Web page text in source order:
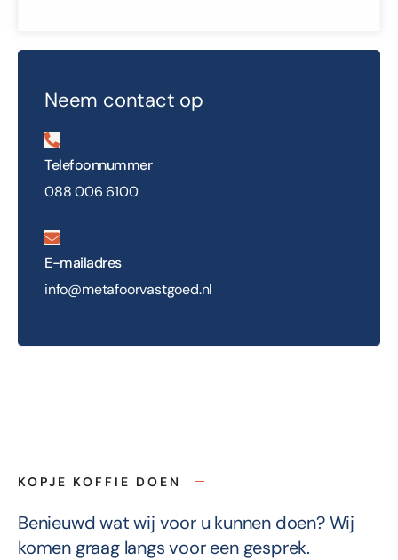
Neem contact op
Telefoonnummer
088 006 6100
E-mailadres
info@metafoorvastgoed.nl
KOPJE KOFFIE DOEN
Benieuwd wat wij voor u kunnen doen? Wij
komen graag langs voor een gesprek.